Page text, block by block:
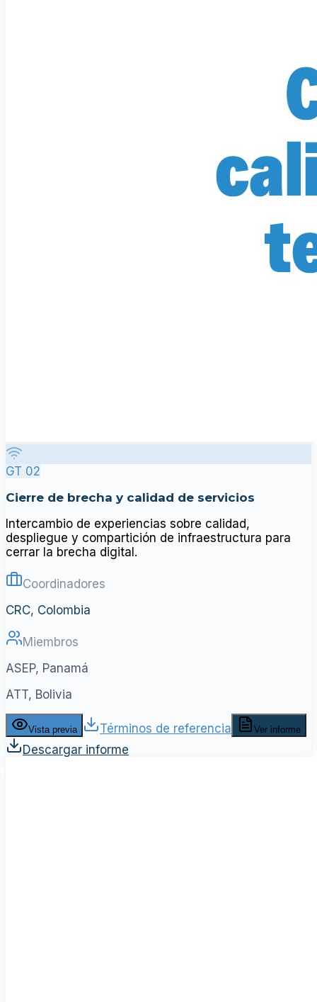
GT 02
Cierre de brecha y calidad de servicios
Intercambio de experiencias sobre calidad,
despliegue y compartición de infraestructura para
cerrar la brecha digital.
Coordinadores
CRC, Colombia
Miembros
ASEP, Panamá
ATT, Bolivia
Vista previa Términos de referencia Ver informe
Descargar informe